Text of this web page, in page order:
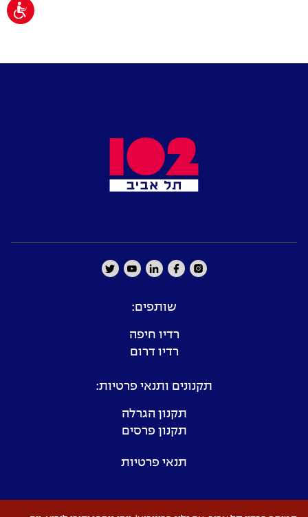
שותפים:
רדיו חיפה
רדיו דרום
תקנונים ותנאי פרטיות:
תקנון הגרלה
תקנון פרסים
תנאי פרטיות